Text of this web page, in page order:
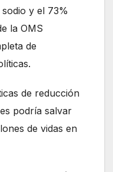
y el 73%
la OMS
de
de reducción
podría salvar
de vidas en